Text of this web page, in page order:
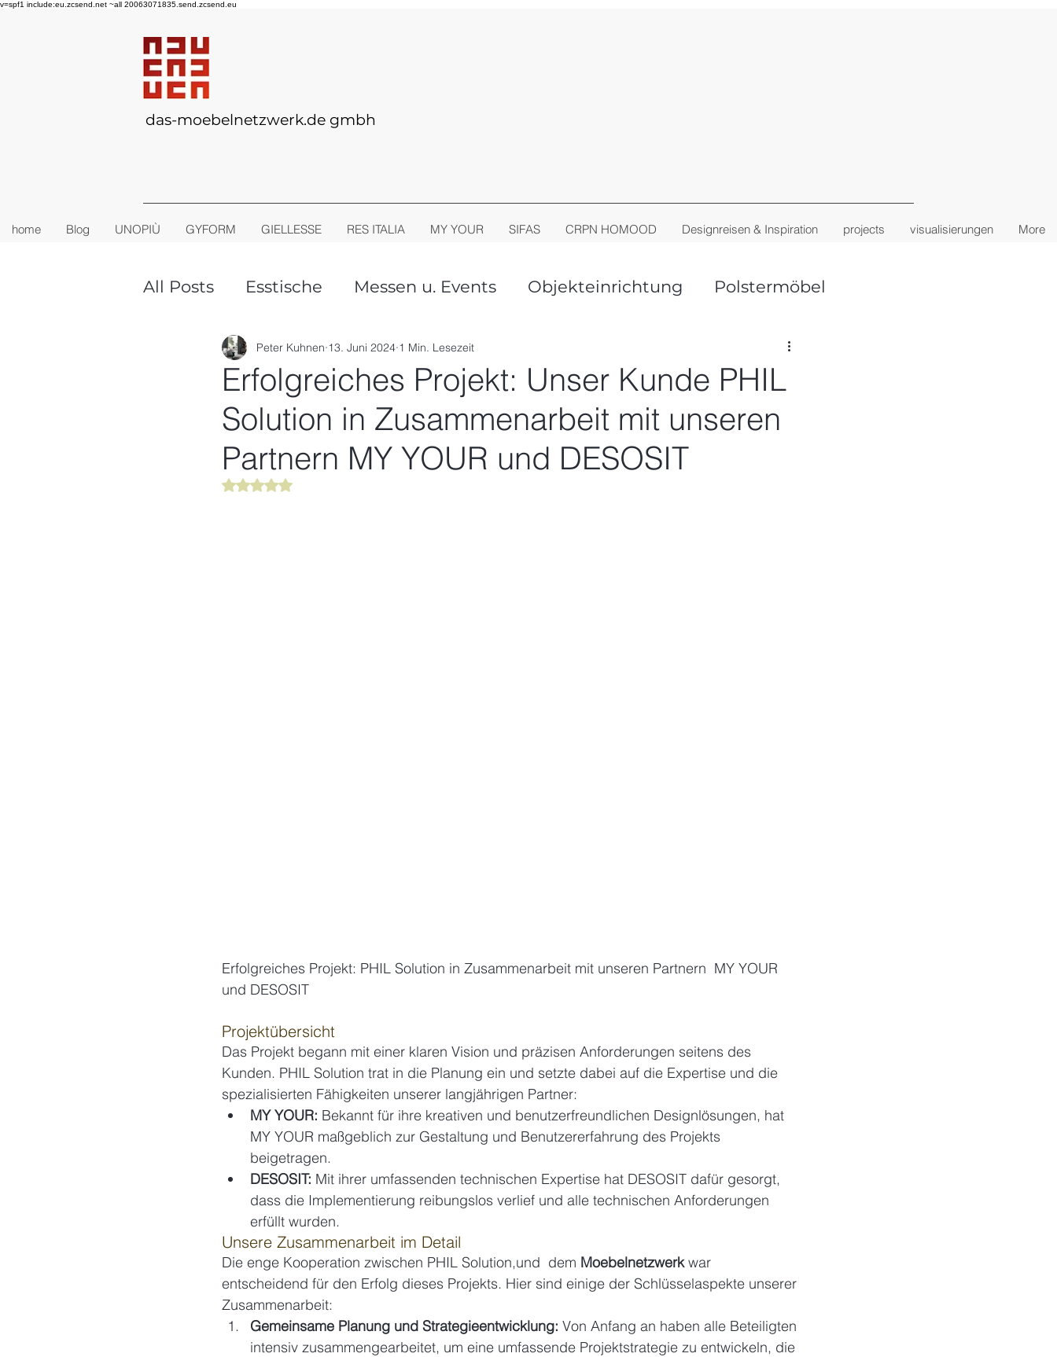
v=spf1 include:eu.zcsend.net ~all 20063071835.send.zcsend.eu
das-moebelnetzwerk.de gmbh
home Blog UNOPIÙ GYFORM GIELLESSE RES ITALIA MY YOUR SIFAS CRPN HOMOOD Designreisen & Inspiration projects visualisierungen More
All Posts Esstische Messen u. Events Objekteinrichtung Polstermöbel
TINY-HOUSE Outdoor Living Stühle + Sessel
Erfolgreiches Projekt: Unser Kunde PHIL
Solution in Zusammenarbeit mit unseren
Partnern MY YOUR und DESOSIT
Peter Kuhnen 13. Juni 2024 1 Min. Lesezeit
Mit NaN von 5 Sternen bewertet.
Erfolgreiches Projekt: PHIL Solution in Zusammenarbeit mit unseren Partnern  MY YOUR
und DESOSIT
Projektübersicht
Das Projekt begann mit einer klaren Vision und präzisen Anforderungen seitens des
Kunden. PHIL Solution trat in die Planung ein und setzte dabei auf die Expertise und die
spezialisierten Fähigkeiten unserer langjährigen Partner:
MY YOUR: Bekannt für ihre kreativen und benutzerfreundlichen Designlösungen, hat
MY YOUR maßgeblich zur Gestaltung und Benutzererfahrung des Projekts
beigetragen.
DESOSIT: Mit ihrer umfassenden technischen Expertise hat DESOSIT dafür gesorgt,
dass die Implementierung reibungslos verlief und alle technischen Anforderungen
erfüllt wurden.
Unsere Zusammenarbeit im Detail
Die enge Kooperation zwischen PHIL Solution,und  dem Moebelnetzwerk war
entscheidend für den Erfolg dieses Projekts. Hier sind einige der Schlüsselaspekte unserer
Zusammenarbeit:
Gemeinsame Planung und Strategieentwicklung: Von Anfang an haben alle Beteiligten
intensiv zusammengearbeitet, um eine umfassende Projektstrategie zu entwickeln, die